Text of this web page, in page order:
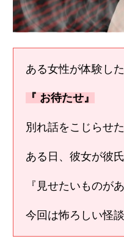
ある女性が体験し
『 お待たせ』
別れ話をこじらせ
ある日、彼女が彼
『見せたいものが
今回は怖ろしい怪